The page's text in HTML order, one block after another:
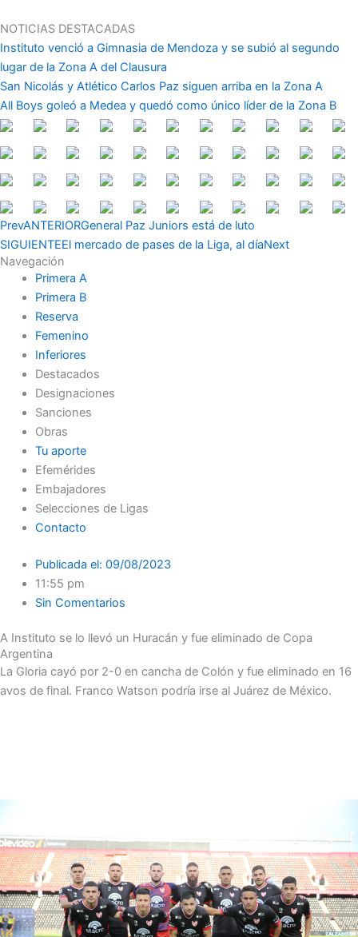
al
contenido
NOTICIAS DESTACADAS
Instituto venció a Gimnasia de Mendoza y se subió al segundo
lugar de la Zona A del Clausura
San Nicolás y Atlético Carlos Paz siguen arriba en la Zona A
All Boys goleó a Medea y quedó como único líder de la Zona B
PrevANTERIORGeneral Paz Juniors está de luto
SIGUIENTEEl mercado de pases de la Liga, al díaNext
Navegación
Primera A
Primera B
Reserva
Femenino
Inferiores
Destacados
Designaciones
Sanciones
Obras
Tu aporte
Efemérides
Embajadores
Selecciones de Ligas
Contacto
Publicada el: 09/08/2023
11:55 pm
Sin Comentarios
A Instituto se lo llevó un Huracán y fue eliminado de Copa
Argentina
La Gloria cayó por 2-0 en cancha de Colón y fue eliminado en 16
avos de final. Franco Watson podría irse al Juárez de México.